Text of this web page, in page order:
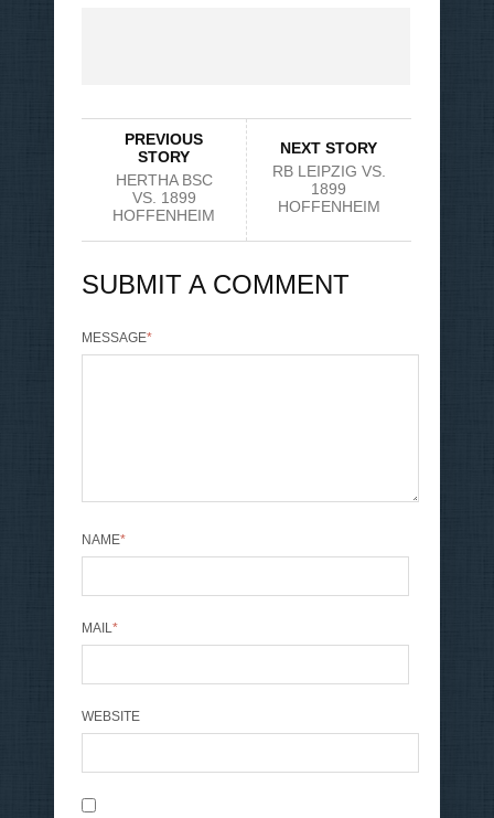
PREVIOUS
STORY
HERTHA BSC
VS. 1899
HOFFENHEIM
NEXT STORY
RB LEIPZIG VS.
1899
HOFFENHEIM
SUBMIT A COMMENT
MESSAGE*
NAME*
MAIL *
WEBSITE